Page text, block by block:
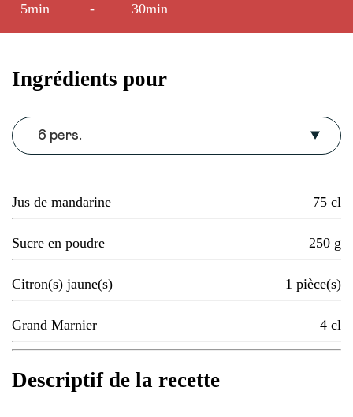
5min - 30min
Ingrédients pour
6 pers.
Jus de mandarine 75 cl
Sucre en poudre 250 g
Citron(s) jaune(s) 1 pièce(s)
Grand Marnier 4 cl
Descriptif de la recette